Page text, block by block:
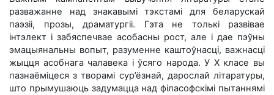
разважанне над знакавымі тэкстамі для беларускай
паэзіі, прозы, драматургіі. Гэта не толькі развівае
інтэлект і забяспечвае асобасны рост, але і дае пэўны
эмацыянальны вопыт, разуменне каштоўнасці, важнасці
жыцця асобнага чалавека і ўсяго народа. У Х класе вы
пазнаёміцеся з творамі сур’ёзнай, дарослай літаратуры,
што прымушаюць задумацца над філасофскімі пытаннямі